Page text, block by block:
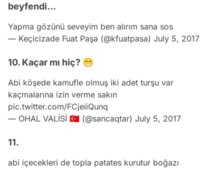
beyfendi...
Yapma gözünü seveyim ben alırım sana sos
— Keçicizade Fuat Paşa (@kfuatpasa) July 5, 2017
10. Kaçar mı hiç? 😁
Abi köşede kamufle olmuş iki adet turşu var
kaçmalarına izin verme sakın
pic.twitter.com/FCjeiiQunq
— OHAL VALİSİ 🇹🇷 (@sancaqtar) July 5, 2017
11.
abi içecekleri de topla patates kurutur boğazı